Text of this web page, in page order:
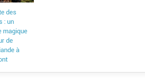
des
: un
magique
de
à